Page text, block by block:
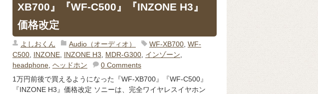
XB700』『WF-C500』『INZONE H3』
価格改定
よしおくん Audio（オーディオ） WF-XB700, WF-
C500, INZONE, INZONE H3 MDR-G300, インゾーン
headphone, ヘッドホン
0 Comments
1万円前後で買えるようになった『WF-XB700』『WF-C500』
『INZONE H3』価格改定 ソニーは、完全ワイヤレスイヤホン